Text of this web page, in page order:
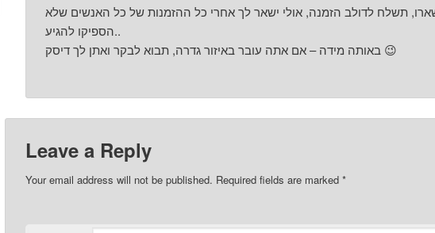
תשלח לדולב הזמנה, אולי ישאר לך אחרי כל ההזמנות של כל האנשים שלא
הספיקו להגיע..
באותה מידה – אם אתה עובר באיזור גדרה, תבוא לבקר ואתן לך דיסק 😉
Leave a Reply
Your email address will not be published. Required fields are marked *